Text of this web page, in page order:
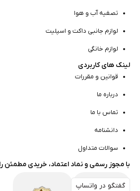
تصفیه آب و هوا
لوازم جانبی داکت و اسپلیت
لوازم خانگی
لینک های کاربردی
قوانین و مقررات
درباره ما
تماس با ما
دانشنامه
سوالات متداول
با مجوز رسمی و نماد اعتماد، خریدی مطمئن
گفتگو در واتساپ
گفتگو در واتساپ